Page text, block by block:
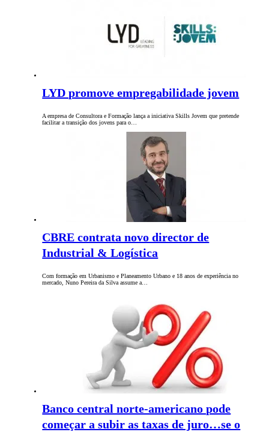
LYD promove empregabilidade jovem
A empresa de Consultora e Formação lança a iniciativa Skills Jovem que pretende
facilitar a transição dos jovens para o…
CBRE contrata novo director de
Industrial & Logística
Com formação em Urbanismo e Planeamento Urbano e 18 anos de experiência no
mercado, Nuno Pereira da Silva assume a…
Banco central norte-americano pode
começar a subir as taxas de juro…se o